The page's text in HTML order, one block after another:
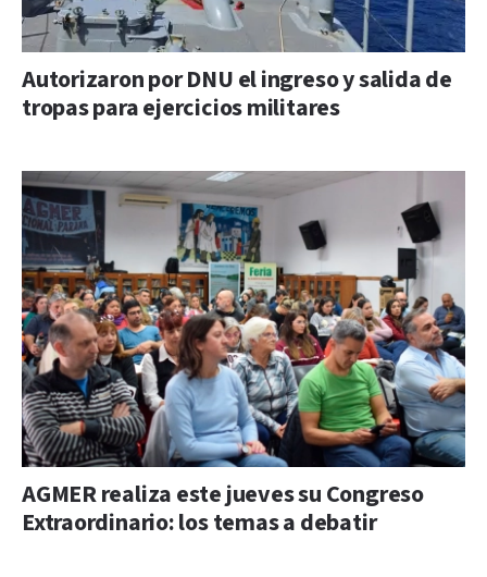
Autorizaron por DNU el ingreso y salida de
tropas para ejercicios militares
AGMER realiza este jueves su Congreso
Extraordinario: los temas a debatir